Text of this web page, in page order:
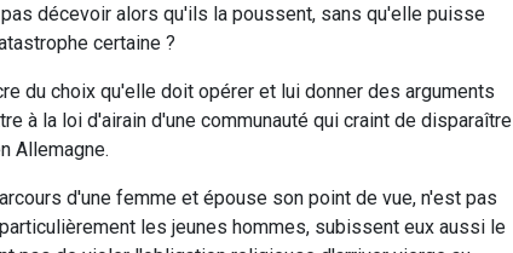
décevoir alors qu'ils la poussent, sans qu'elle puisse
certaine ?
du choix qu'elle doit opérer et lui donner des arguments
à la loi d'airain d'une communauté qui craint de disparaître
Allemagne.
d'une femme et épouse son point de vue, n'est pas
les jeunes hommes, subissent eux aussi le